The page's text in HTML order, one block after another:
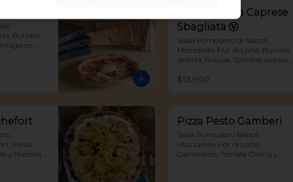
Burrata,
Pizza Burrata Caprese
Sbagliata Ⓥ
Salsa Pomodoro di Napoli,
Mozzarella Fior di Latte, Burrata
abierta, Rúcula, Tomates asados y
$13.900
Peras
y Nuestra
Pizza Pesto Gamberi
Salsa Pomodoro Napoli,
Mozzarella Fior di Latte,
Camarones, Tomate Cherry y